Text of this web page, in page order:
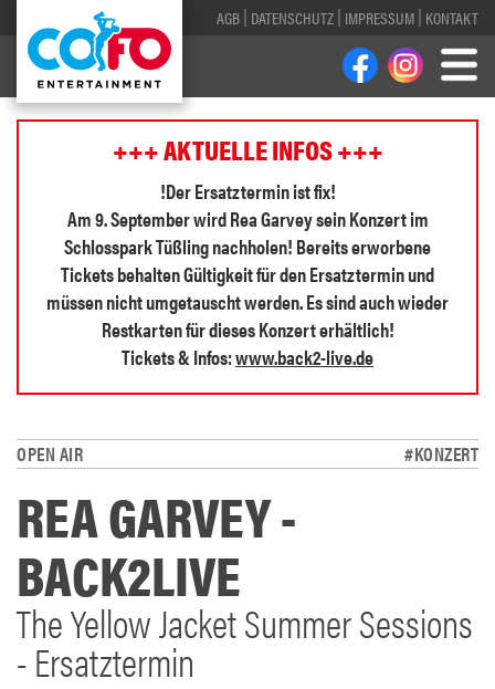
AGB DATENSCHUTZ IMPRESSUM KONTAKT
+++ AKTUELLE INFOS +++
!Der Ersatztermin ist fix!
Am 9. September wird Rea Garvey sein Konzert im
Schlosspark Tüßling nachholen! Bereits erworbene
Tickets behalten Gültigkeit für den Ersatztermin und
müssen nicht umgetauscht werden. Es sind auch wieder
Restkarten für dieses Konzert erhältlich!
Tickets & Infos:www.back2-live.de
OPEN AIR #KONZERT
REA GARVEY -
BACK2LIVE
The Yellow Jacket Summer Sessions
- Ersatztermin